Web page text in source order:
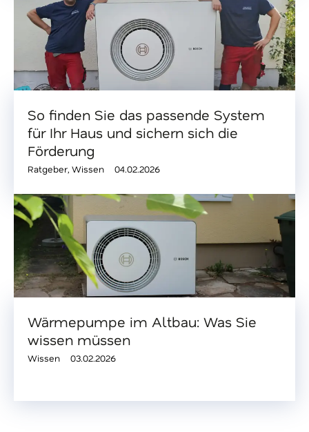
So finden Sie das passende System
für Ihr Haus und sichern sich die
Förderung
Ratgeber, Wissen 04.02.2026
Wärmepumpe im Altbau: Was Sie
wissen müssen
Wissen 03.02.2026